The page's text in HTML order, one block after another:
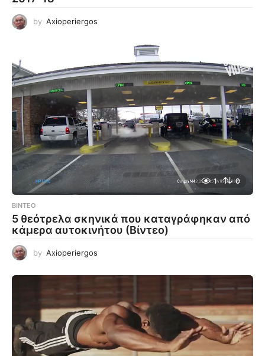
by Axioperiergos
1 0
ΒΊΝΤΕΟ
5 θεότρελα σκηνικά που καταγράφηκαν από
κάμερα αυτοκινήτου (Βίντεο)
by Axioperiergos